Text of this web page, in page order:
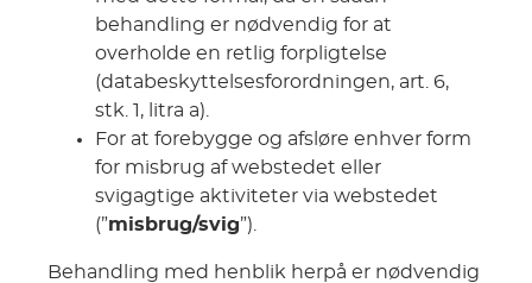
behandling er nødvendig for at
overholde en retlig forpligtelse
(databeskyttelsesforordningen, art. 6,
stk. 1, litra a).
For at forebygge og afsløre enhver form
for misbrug af webstedet eller
svigagtige aktiviteter via webstedet
(”misbrug/svig”).
Behandling med henblik herpå er nødvendig